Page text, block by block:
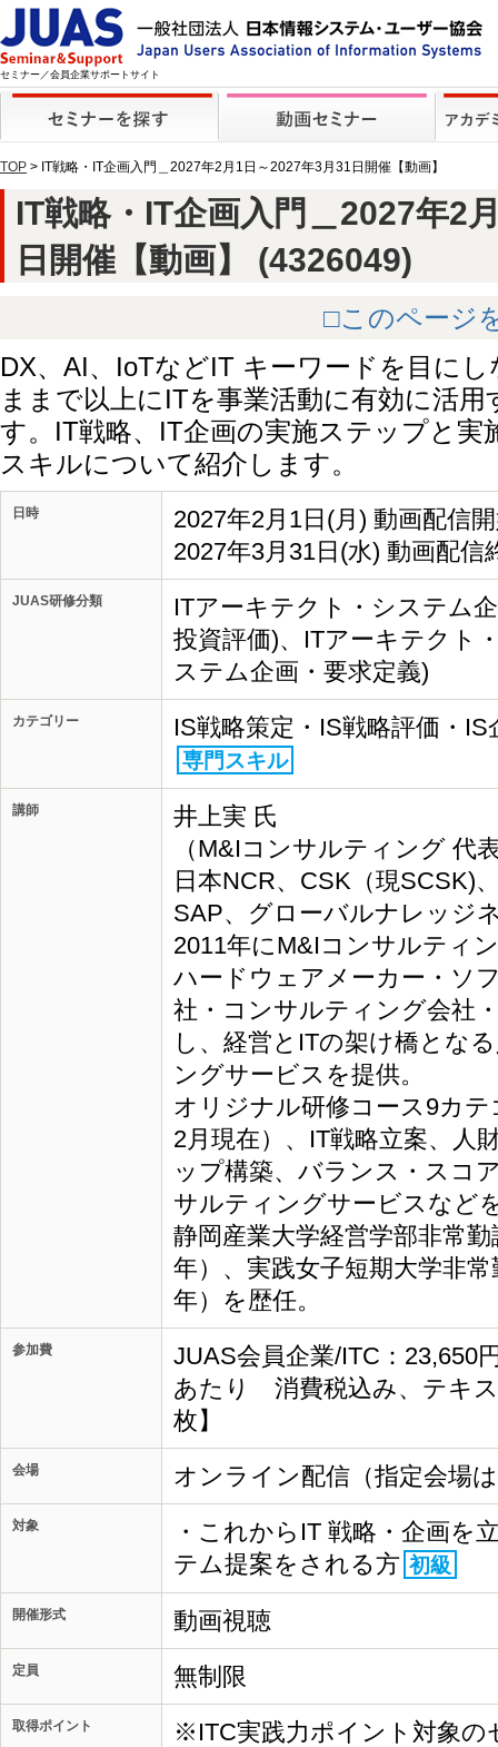
セミナー／会員企業サポートサイト
TOP > IT戦略・IT企画入門＿2027年2月1日～2027年3月31日開催【動画】
IT戦略・IT企画入門＿2027年2
日開催【動画】 (4326049)
□このページ
DX、AI、IoTなどIT キーワードを目に
ままで以上にITを事業活動に有効に活
す。IT戦略、IT企画の実施ステップと実
スキルについて紹介します。
日時
2027年2月1日(月) 動画配信
2027年3月31日(水) 動画配信
JUAS研修分類
ITアーキテクト・システム
投資評価)、ITアーキテクト
ステム企画・要求定義)
カテゴリー IS戦略策定・IS戦略評価・
専門スキル
講師
井上実 氏
（M&Iコンサルティング 代
日本NCR、CSK（現SCSK)
SAP、グローバルナレッジ
2011年にM&Iコンサルティ
ハードウェアメーカー・ソ
社・コンサルティング会社
し、経営とITの架け橋とな
ングサービスを提供。
オリジナル研修コース9カ
2月現在）、IT戦略立案、人
ップ構築、バランス・スコ
サルティングサービスなど
静岡産業大学経営学部非常
年）、実践女子短期大学非
年）を歴任。
参加費
JUAS会員企業/ITC：23,650
あたり 消費税込み、テキ
枚】
会場 オンライン配信（指定会場
対象
・これからIT 戦略・企画を
テム提案をされる方 初級
開催形式 動画視聴
定員 無制限
取得ポイント
※ITC実践力ポイント対象の